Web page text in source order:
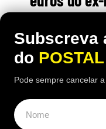
19:50 7
económico de 15
fixou uma
Subscreva
do POSTAL
Pode sempre cancelar